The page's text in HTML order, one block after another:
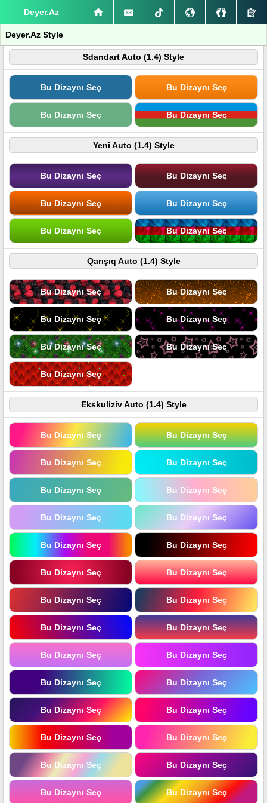
Deyer.Az
Deyer.Az Style
Sdandart Auto (1.4) Style
Bu Dizaynı Seç Bu Dizaynı Seç
Bu Dizaynı Seç Bu Dizaynı Seç
Yeni Auto (1.4) Style
Bu Dizaynı Seç Bu Dizaynı Seç
Bu Dizaynı Seç Bu Dizaynı Seç
Bu Dizaynı Seç Bu Dizaynı Seç
Qarışıq Auto (1.4) Style
Bu Dizaynı Seç Bu Dizaynı Seç
Bu Dizaynı Seç Bu Dizaynı Seç
Bu Dizaynı Seç Bu Dizaynı Seç
Bu Dizaynı Seç
Ekskuliziv Auto (1.4) Style
Bu Dizaynı Seç Bu Dizaynı Seç
Bu Dizaynı Seç Bu Dizaynı Seç
Bu Dizaynı Seç Bu Dizaynı Seç
Bu Dizaynı Seç Bu Dizaynı Seç
Bu Dizaynı Seç Bu Dizaynı Seç
Bu Dizaynı Seç Bu Dizaynı Seç
Bu Dizaynı Seç Bu Dizaynı Seç
Bu Dizaynı Seç Bu Dizaynı Seç
Bu Dizaynı Seç Bu Dizaynı Seç
Bu Dizaynı Seç Bu Dizaynı Seç
Bu Dizaynı Seç Bu Dizaynı Seç
Bu Dizaynı Seç Bu Dizaynı Seç
Bu Dizaynı Seç Bu Dizaynı Seç
Bu Dizaynı Seç Bu Dizaynı Seç